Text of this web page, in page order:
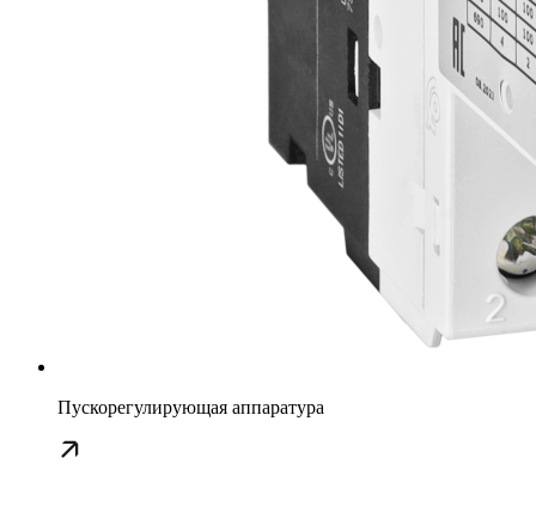
Пускорегулирующая аппаратура